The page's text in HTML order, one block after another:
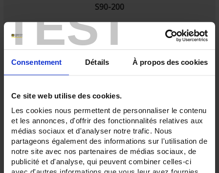
TEST
Consentement Détails À propos des cookies
Ce site web utilise des cookies.
Les cookies nous permettent de personnaliser le contenu
et les annonces, d'offrir des fonctionnalités relatives aux
médias sociaux et d'analyser notre trafic. Nous
partageons également des informations sur l'utilisation de
notre site avec nos partenaires de médias sociaux, de
publicité et d'analyse, qui peuvent combiner celles-ci
S90-200